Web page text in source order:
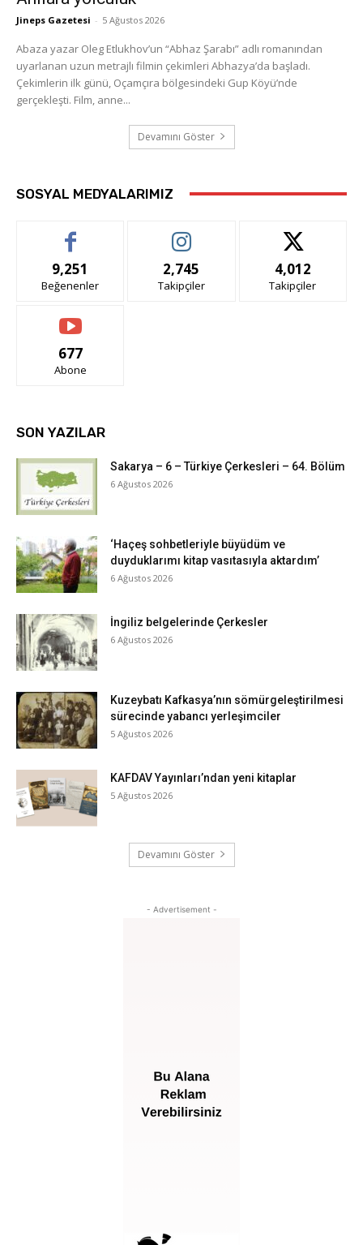
Jineps Gazetesi - 5 Ağustos 2026
Abaza yazar Oleg Etlukhov’un “Abhaz Şarabı” adlı romanından
uyarlanan uzun metrajlı filmin çekimleri Abhazya’da başladı.
Çekimlerin ilk günü, Oçamçıra bölgesindeki Gup Köyü’nde
gerçekleşti. Film, anne...
Devamını Göster
SOSYAL MEDYALARIMIZ
9,251
Beğenenler
2,745
Takipçiler
4,012
Takipçiler
677
Abone
SON YAZILAR
Sakarya – 6 – Türkiye Çerkesleri – 64. Bölüm
6 Ağustos 2026
‘Haçeş sohbetleriyle büyüdüm ve
duyduklarımı kitap vasıtasıyla aktardım’
6 Ağustos 2026
İngiliz belgelerinde Çerkesler
6 Ağustos 2026
Kuzeybatı Kafkasya’nın sömürgeleştirilmesi
sürecinde yabancı yerleşimciler
5 Ağustos 2026
KAFDAV Yayınları’ndan yeni kitaplar
5 Ağustos 2026
Devamını Göster
- Advertisement -